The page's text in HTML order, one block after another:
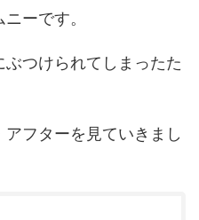
ーです。
つけられてしまったた
フターを見ていきまし